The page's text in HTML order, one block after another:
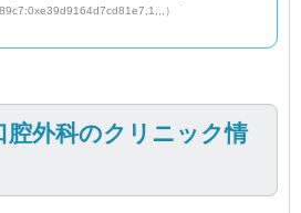
）
腔外科のクリニック情